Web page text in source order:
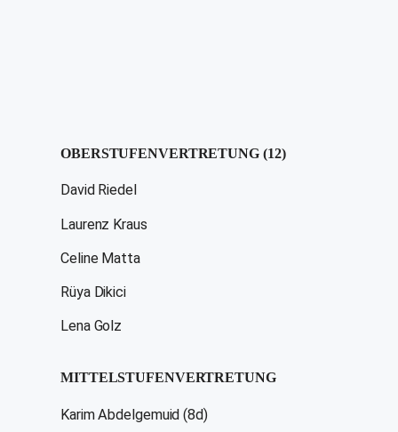
OBERSTUFENVERTRETUNG (12)
David Riedel
Laurenz Kraus
Celine Matta
Rüya Dikici
Lena Golz
MITTELSTUFENVERTRETUNG
Karim Abdelgemuid (8d)